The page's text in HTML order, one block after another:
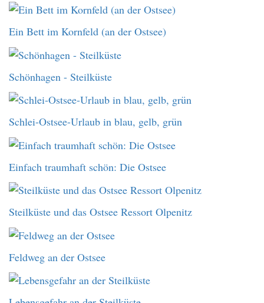
Ein Bett im Kornfeld (an der Ostsee)
Schönhagen - Steilküste
Schlei-Ostsee-Urlaub in blau, gelb, grün
Einfach traumhaft schön: Die Ostsee
Steilküste und das Ostsee Ressort Olpenitz
Feldweg an der Ostsee